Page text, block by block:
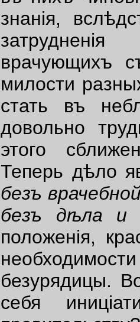
знанiя,
врачующихъ
милости
стать въ
довольно
этого
Теперь дѣло
безъ
безъ
дѣла
и
положенiя,
безурядицы.
себя